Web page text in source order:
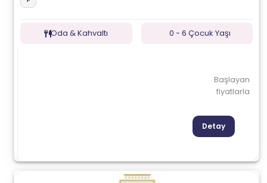
Oda & Kahvaltı 0 - 6 Çocuk Yaşı
Başlayan
fiyatlarla
Detay